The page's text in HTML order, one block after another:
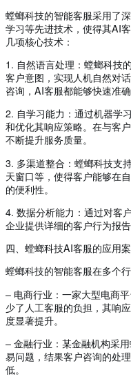
螳螂科技的智能客服采用了
学习等先进技术，使得其AI
几项核心技术：
1. 自然语言处理：螳螂科技
客户意图，实现人机自然对
咨询，AI客服都能够快速准确
2. 自学习能力：通过机器学
和优化其响应策略。在与客
不断提升服务质量。
3. 多渠道整合：螳螂科技支
天窗口等，使得客户能够在
的便利性。
4. 数据分析能力：通过对客
企业提供详细的客户行为报
四、螳螂科技AI客服的应用
螳螂科技的智能客服在多个
– 电商行业：一家大型电商
少了人工客服的负担，其响
度显著提升。
– 金融行业：某金融机构采
易问题，结果客户咨询的处
低。